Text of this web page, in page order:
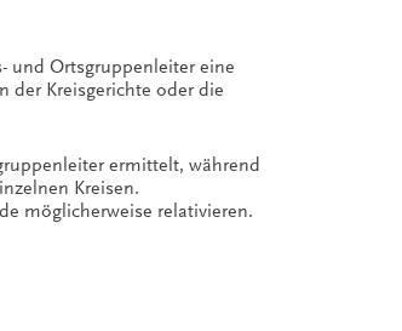
und Ortsgruppenleiter eine
der Kreisgerichte oder die
ermittelt, während
Kreisen.
möglicherweise relativieren.